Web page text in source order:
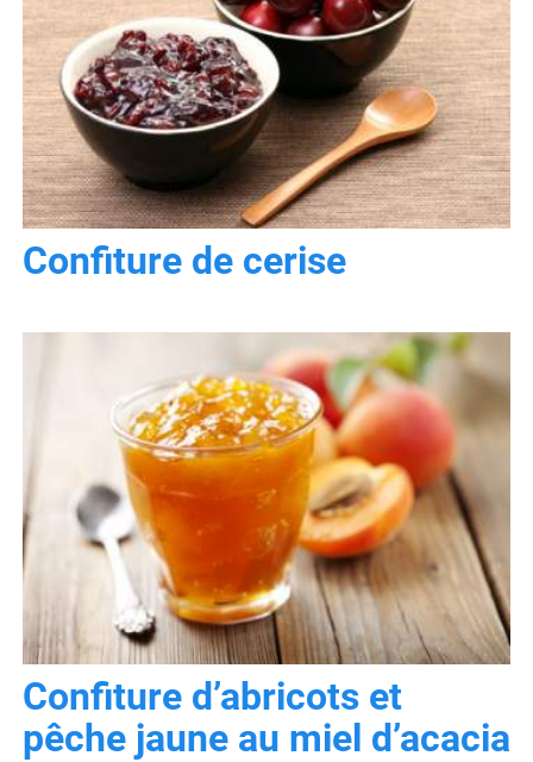
Confiture de cerise
Confiture d’abricots et
pêche jaune au miel d’acacia